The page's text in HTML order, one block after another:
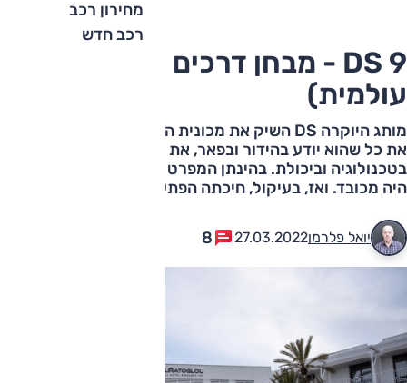
מחירון רכב
רכב חדש
DS 9 - מבחן דרכים (השקה
עולמית)
בטכנולוגיה וביכולת. בהינתן המפרט ולאור ההיכרות המפגש
היה מכובד. ואז, בעיקול, חיכתה הפתעה
יואל פלרמן27.03.2022
8